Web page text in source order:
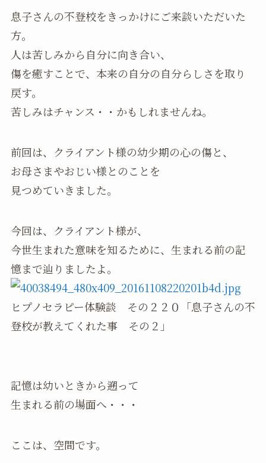
息子さんの不登校をきっかけにご来談いただいた
方。
人は苦しみから自分に向き合い、
傷を癒すことで、本来の自分の自分らしさを取り
戻す。
苦しみはチャンス・・かもしれませんね。
前回は、クライアント様の幼少期の心の傷と、
お母さまやおじい様とのことを
見つめていきました。
今回は、クライアント様が、
今世生まれた意味を知るために、生まれる前の記
憶まで辿りましたよ。
ヒプノセラピー体験談 その２２０「息子さんの不
登校が教えてくれた事 その２」
記憶は幼いときから遡って
生まれる前の場面へ・・・
ここは、空間です。